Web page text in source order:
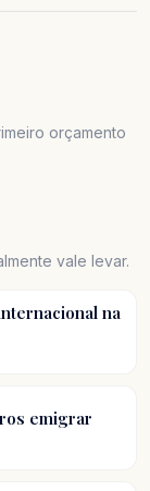
orçamento
vale levar.
na
emigrar